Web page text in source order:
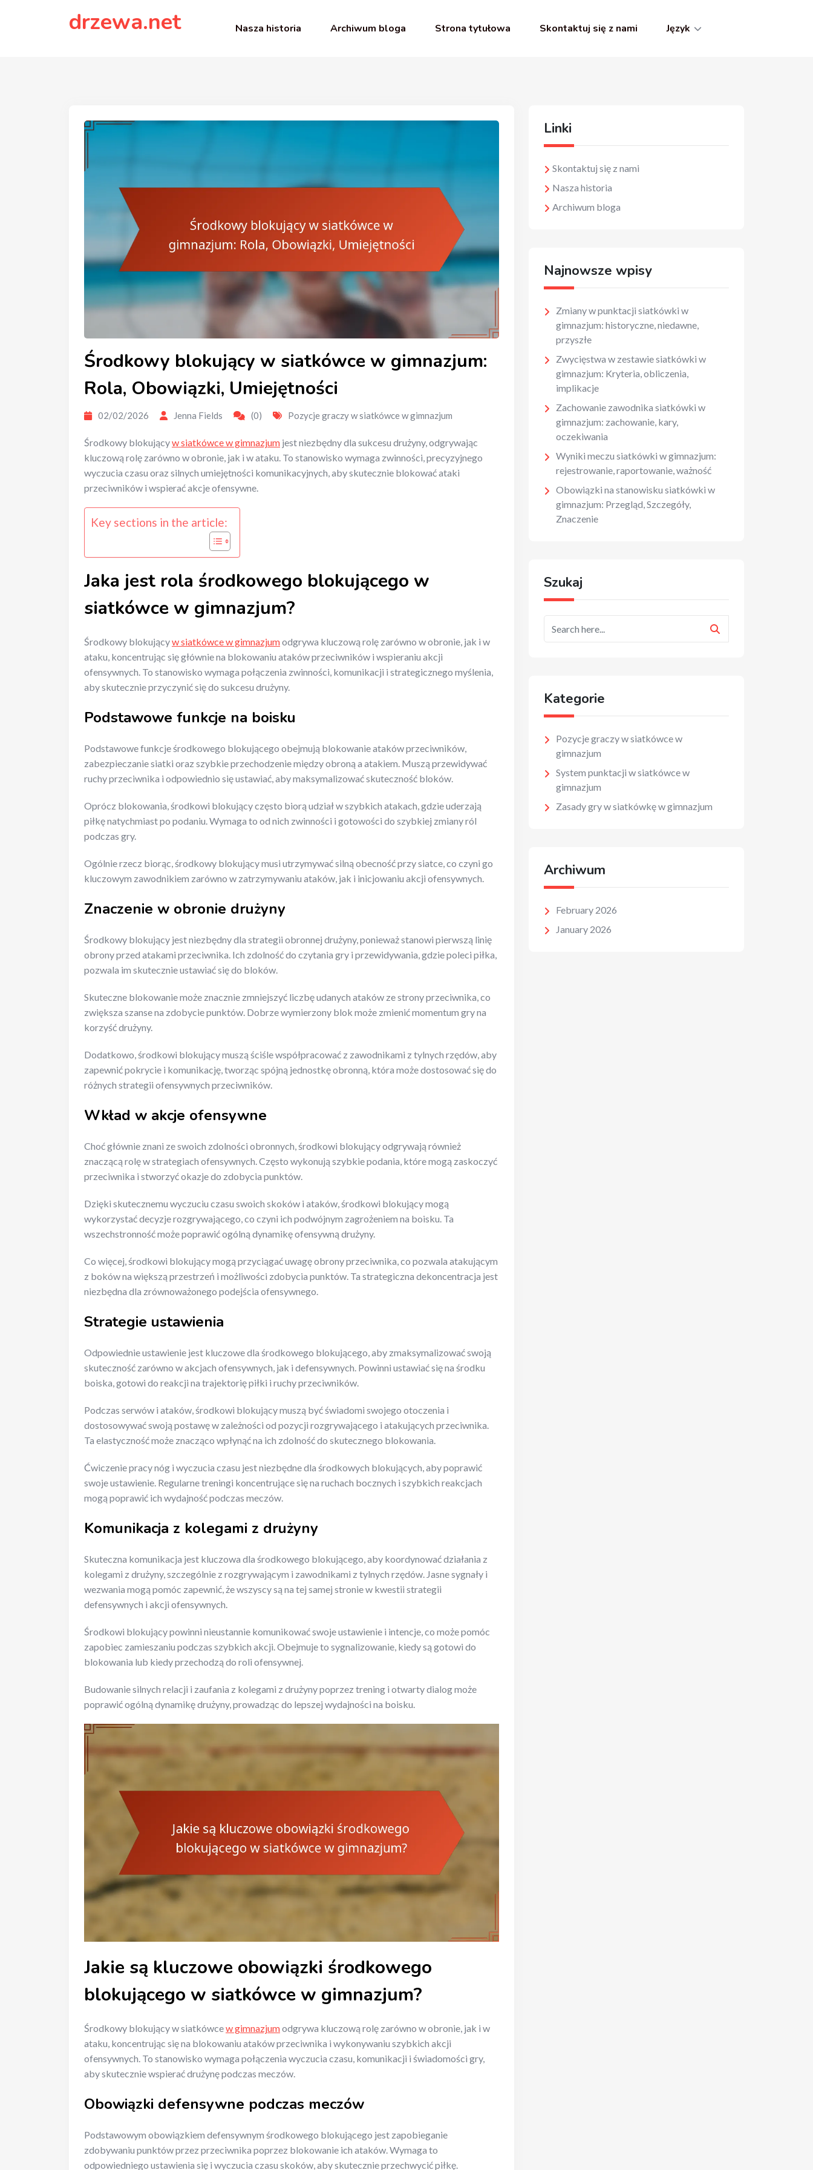
drzewa.net Nasza historia Archiwum bloga Strona tytułowa Skontaktuj się z nami Język
Środkowy blokujący w siatkówce w gimnazjum:
Rola, Obowiązki, Umiejętności
02/02/2026 Jenna Fields (0) Pozycje graczy w siatkówce w gimnazjum
Środkowy blokującyw siatkówce w gimnazjum jest niezbędny dla sukcesu drużyny, odgrywając
kluczową rolę zarówno w obronie, jak i w ataku. To stanowisko wymaga zwinności, precyzyjnego
wyczucia czasu oraz silnych umiejętności komunikacyjnych, aby skutecznie blokować ataki
przeciwników i wspierać akcje ofensywne.
Key sections in the article:
Jaka jest rola środkowego blokującego w
siatkówce w gimnazjum?
Środkowy blokującyw siatkówce w gimnazjumodgrywa kluczową rolę zarówno w obronie, jak i w
ataku, koncentrując się głównie na blokowaniu ataków przeciwników i wspieraniu akcji
ofensywnych. To stanowisko wymaga połączenia zwinności, komunikacji i strategicznego myślenia,
aby skutecznie przyczynić się do sukcesu drużyny.
Podstawowe funkcje na boisku
Podstawowe funkcje środkowego blokującego obejmują blokowanie ataków przeciwników,
zabezpieczanie siatki oraz szybkie przechodzenie między obroną a atakiem. Muszą przewidywać
ruchy przeciwnika i odpowiednio się ustawiać, aby maksymalizować skuteczność bloków.
Oprócz blokowania, środkowi blokujący często biorą udział w szybkich atakach, gdzie uderzają
piłkę natychmiast po podaniu. Wymaga to od nich zwinności i gotowości do szybkiej zmiany ról
podczas gry.
Ogólnie rzecz biorąc, środkowy blokujący musi utrzymywać silną obecność przy siatce, co czyni go
kluczowym zawodnikiem zarówno w zatrzymywaniu ataków, jak i inicjowaniu akcji ofensywnych.
Znaczenie w obronie drużyny
Środkowy blokujący jest niezbędny dla strategii obronnej drużyny, ponieważ stanowi pierwszą linię
obrony przed atakami przeciwnika. Ich zdolność do czytania gry i przewidywania, gdzie poleci piłka,
pozwala im skutecznie ustawiać się do bloków.
Skuteczne blokowanie może znacznie zmniejszyć liczbę udanych ataków ze strony przeciwnika, co
zwiększa szanse na zdobycie punktów. Dobrze wymierzony blok może zmienić momentum gry na
korzyść drużyny.
Dodatkowo, środkowi blokujący muszą ściśle współpracować z zawodnikami z tylnych rzędów, aby
zapewnić pokrycie i komunikację, tworząc spójną jednostkę obronną, która może dostosować się do
różnych strategii ofensywnych przeciwników.
Wkład w akcje ofensywne
Choć głównie znani ze swoich zdolności obronnych, środkowi blokujący odgrywają również
znaczącą rolę w strategiach ofensywnych. Często wykonują szybkie podania, które mogą zaskoczyć
przeciwnika i stworzyć okazje do zdobycia punktów.
Dzięki skutecznemu wyczuciu czasu swoich skoków i ataków, środkowi blokujący mogą
wykorzystać decyzje rozgrywającego, co czyni ich podwójnym zagrożeniem na boisku. Ta
wszechstronność może poprawić ogólną dynamikę ofensywną drużyny.
Co więcej, środkowi blokujący mogą przyciągać uwagę obrony przeciwnika, co pozwala atakującym
z boków na większą przestrzeń i możliwości zdobycia punktów. Ta strategiczna dekoncentracja jest
niezbędna dla zrównoważonego podejścia ofensywnego.
Strategie ustawienia
Odpowiednie ustawienie jest kluczowe dla środkowego blokującego, aby zmaksymalizować swoją
skuteczność zarówno w akcjach ofensywnych, jak i defensywnych. Powinni ustawiać się na środku
boiska, gotowi do reakcji na trajektorię piłki i ruchy przeciwników.
Podczas serwów i ataków, środkowi blokujący muszą być świadomi swojego otoczenia i
dostosowywać swoją postawę w zależności od pozycji rozgrywającego i atakujących przeciwnika.
Ta elastyczność może znacząco wpłynąć na ich zdolność do skutecznego blokowania.
Ćwiczenie pracy nóg i wyczucia czasu jest niezbędne dla środkowych blokujących, aby poprawić
swoje ustawienie. Regularne treningi koncentrujące się na ruchach bocznych i szybkich reakcjach
mogą poprawić ich wydajność podczas meczów.
Komunikacja z kolegami z drużyny
Skuteczna komunikacja jest kluczowa dla środkowego blokującego, aby koordynować działania z
kolegami z drużyny, szczególnie z rozgrywającym i zawodnikami z tylnych rzędów. Jasne sygnały i
wezwania mogą pomóc zapewnić, że wszyscy są na tej samej stronie w kwestii strategii
defensywnych i akcji ofensywnych.
Środkowi blokujący powinni nieustannie komunikować swoje ustawienie i intencje, co może pomóc
zapobiec zamieszaniu podczas szybkich akcji. Obejmuje to sygnalizowanie, kiedy są gotowi do
blokowania lub kiedy przechodzą do roli ofensywnej.
Budowanie silnych relacji i zaufania z kolegami z drużyny poprzez trening i otwarty dialog może
poprawić ogólną dynamikę drużyny, prowadząc do lepszej wydajności na boisku.
Jakie są kluczowe obowiązki środkowego
blokującego w siatkówce w gimnazjum?
Środkowy blokujący w siatkówcew gimnazjumodgrywa kluczową rolę zarówno w obronie, jak i w
ataku, koncentrując się na blokowaniu ataków przeciwnika i wykonywaniu szybkich akcji
ofensywnych. To stanowisko wymaga połączenia wyczucia czasu, komunikacji i świadomości gry,
aby skutecznie wspierać drużynę podczas meczów.
Obowiązki defensywne podczas meczów
Podstawowym obowiązkiem defensywnym środkowego blokującego jest zapobieganie
zdobywaniu punktów przez przeciwnika poprzez blokowanie ich ataków. Wymaga to
odpowiedniego ustawienia się i wyczucia czasu skoków, aby skutecznie przechwycić piłkę.
Linki
Skontaktuj się z nami
Nasza historia
Archiwum bloga
Najnowsze wpisy
Zmiany w punktacji siatkówki w
gimnazjum: historyczne, niedawne,
przyszłe
Zwycięstwa w zestawie siatkówki w
gimnazjum: Kryteria, obliczenia,
implikacje
Zachowanie zawodnika siatkówki w
gimnazjum: zachowanie, kary,
oczekiwania
Wyniki meczu siatkówki w gimnazjum:
rejestrowanie, raportowanie, ważność
Obowiązki na stanowisku siatkówki w
gimnazjum: Przegląd, Szczegóły,
Znaczenie
Szukaj
Kategorie
Pozycje graczy w siatkówce w
gimnazjum
System punktacji w siatkówce w
gimnazjum
Zasady gry w siatkówkę w gimnazjum
Archiwum
February 2026
January 2026